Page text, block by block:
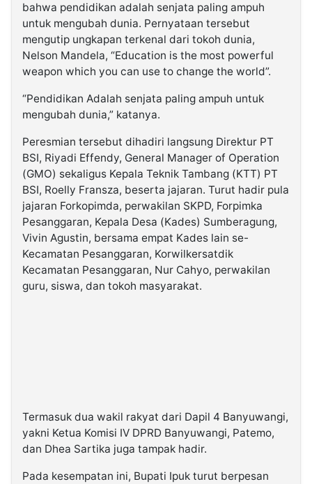
bahwa pendidikan adalah senjata paling ampuh
untuk mengubah dunia. Pernyataan tersebut
mengutip ungkapan terkenal dari tokoh dunia,
Nelson Mandela, “Education is the most powerful
weapon which you can use to change the world”.
“Pendidikan Adalah senjata paling ampuh untuk
mengubah dunia,” katanya.
Peresmian tersebut dihadiri langsung Direktur PT
BSI, Riyadi Effendy, General Manager of Operation
(GMO) sekaligus Kepala Teknik Tambang (KTT) PT
BSI, Roelly Fransza, beserta jajaran. Turut hadir pula
jajaran Forkopimda, perwakilan SKPD, Forpimka
Pesanggaran, Kepala Desa (Kades) Sumberagung,
Vivin Agustin, bersama empat Kades lain se-
Kecamatan Pesanggaran, Korwilkersatdik
Kecamatan Pesanggaran, Nur Cahyo, perwakilan
guru, siswa, dan tokoh masyarakat.
Termasuk dua wakil rakyat dari Dapil 4 Banyuwangi,
yakni Ketua Komisi IV DPRD Banyuwangi, Patemo,
dan Dhea Sartika juga tampak hadir.
Pada kesempatan ini, Bupati Ipuk turut berpesan